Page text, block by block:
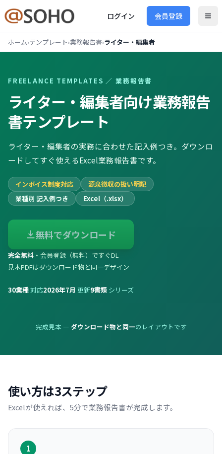
ログイン 会員登録
ホーム›テンプレート›業務報告書›ライター・編集者
FREELANCE TEMPLATES ／業務報告書
ライター・編集者向け業務報告
書テンプレート
ライター・編集者の実務に合わせた記入例つき。ダウンロ
ードしてすぐ使えるExcel業務報告書です。
インボイス制度対応
源泉徴収の扱い明記
業種別 記入例つき
Excel（.xlsx）
無料でダウンロード
完全無料 ・会員登録（無料）ですぐDL
見本PDFはダウンロード物と同一デザイン
30業種対応2026年7月 更新9書類 シリーズ
完成見本 — ダウンロード物と同一のレイアウトです
使い方は3ステップ
Excelが使えれば、5分で業務報告書が完成します。
1